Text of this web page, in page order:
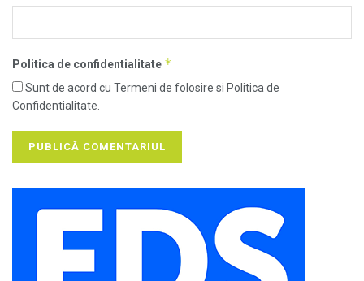
Politica de confidentialitate *
Sunt de acord cu Termeni de folosire si Politica de
Confidentialitate.